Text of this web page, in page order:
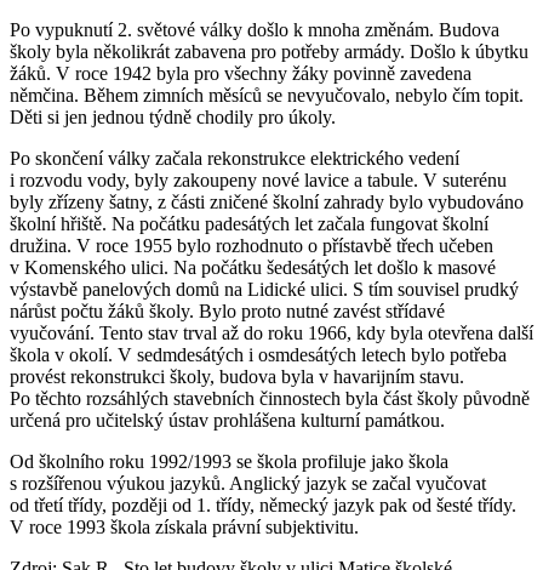
Po vypuknutí 2. světové války došlo k mnoha změnám. Budova
školy byla několikrát zabavena pro potřeby armády. Došlo k úbytku
žáků. V roce 1942 byla pro všechny žáky povinně zavedena
němčina. Během zimních měsíců se nevyučovalo, nebylo čím topit.
Děti si jen jednou týdně chodily pro úkoly.
Po skončení války začala rekonstrukce elektrického vedení
i rozvodu vody, byly zakoupeny nové lavice a tabule. V suterénu
byly zřízeny šatny, z části zničené školní zahrady bylo vybudováno
školní hřiště. Na počátku padesátých let začala fungovat školní
družina. V roce 1955 bylo rozhodnuto o přístavbě třech učeben
v Komenského ulici. Na počátku šedesátých let došlo k masové
výstavbě panelových domů na Lidické ulici. S tím souvisel prudký
nárůst počtu žáků školy. Bylo proto nutné zavést střídavé
vyučování. Tento stav trval až do roku 1966, kdy byla otevřena další
škola v okolí. V sedmdesátých i osmdesátých letech bylo potřeba
provést rekonstrukci školy, budova byla v havarijním stavu.
Po těchto rozsáhlých stavebních činnostech byla část školy původně
určená pro učitelský ústav prohlášena kulturní památkou.
Od školního roku 1992/1993 se škola profiluje jako škola
s rozšířenou výukou jazyků. Anglický jazyk se začal vyučovat
od třetí třídy, později od 1. třídy, německý jazyk pak od šesté třídy.
V roce 1993 škola získala právní subjektivitu.